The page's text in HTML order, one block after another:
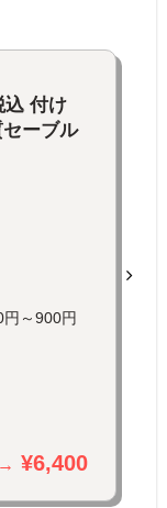
込 付け
ーブル
～900円
¥6,400